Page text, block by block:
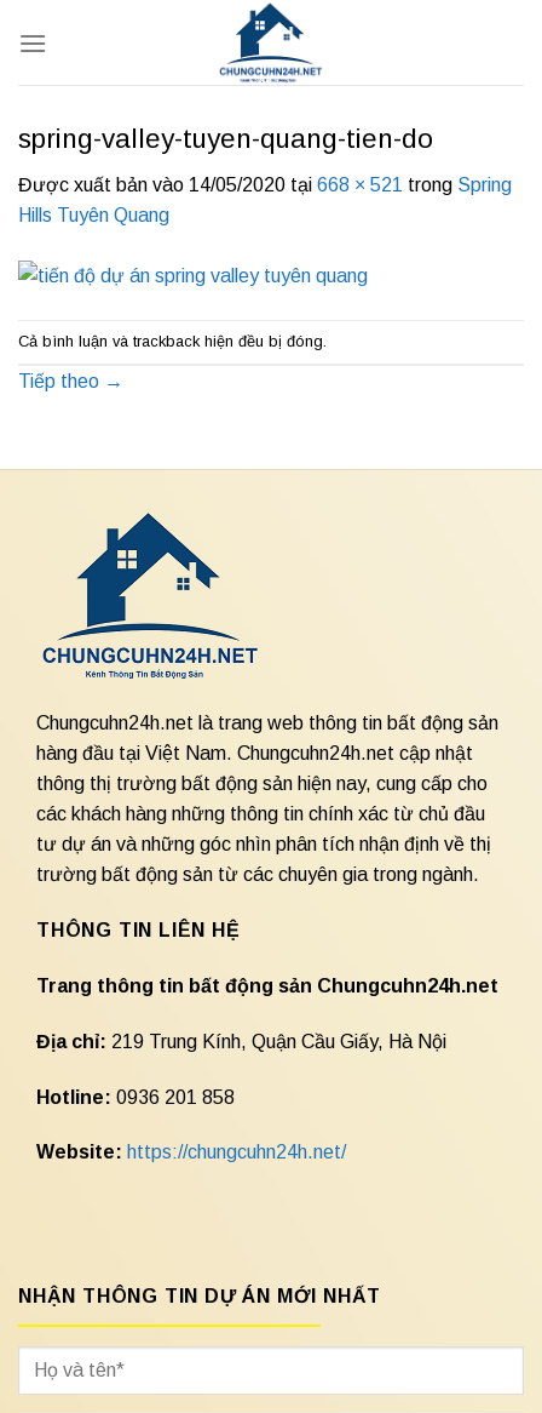
qua
spring-valley-tuyen-quang-tien-do
Được xuất bản vào 14/05/2020 tại 668 × 521 trong Spring
Hills Tuyên Quang
Cả bình luận và trackback hiện đều bị đóng.
Tiếp theo →
Chungcuhn24h.net là trang web thông tin bất động sản
hàng đầu tại Việt Nam. Chungcuhn24h.net cập nhật
thông thị trường bất động sản hiện nay, cung cấp cho
các khách hàng những thông tin chính xác từ chủ đầu
tư dự án và những góc nhìn phân tích nhận định về thị
trường bất động sản từ các chuyên gia trong ngành.
THÔNG TIN LIÊN HỆ
Trang thông tin bất động sản Chungcuhn24h.net
Địa chỉ: 219 Trung Kính, Quận Cầu Giấy, Hà Nội
Hotline: 0936 201 858
Website: https://chungcuhn24h.net/
NHẬN THÔNG TIN DỰ ÁN MỚI NHẤT